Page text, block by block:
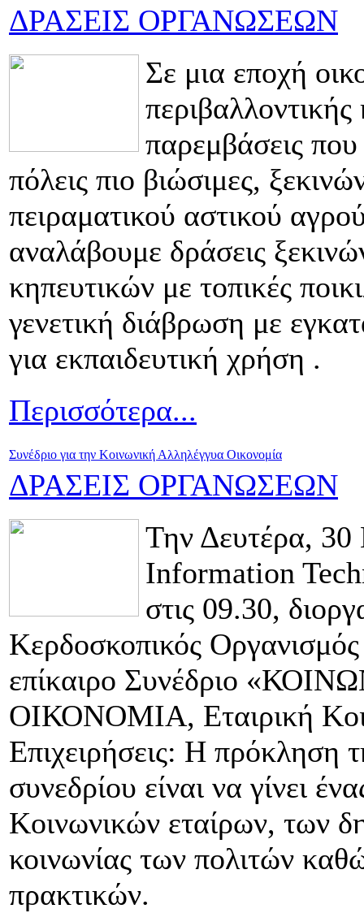
ΔΡΑΣΕΙΣ ΟΡΓΑΝΩΣΕΩΝ
Σε μια εποχή
παρεμβάσεις που
πόλεις πιο βιώσιμες,
πειραματικού αστικού
αναλάβουμε δράσεις
κηπευτικών με τοπικές
γενετική διάβρωση με
για εκπαιδευτική χρήση .
Περισσότερα...
Συνέδριο για την Κοινωνική Αλληλέγγυα Οικονομία
ΔΡΑΣΕΙΣ ΟΡΓΑΝΩΣΕΩΝ
Την Δευτέρα,
Information
στις 09.30,
Κερδοσκοπικός
επίκαιρο Συνέδριο
ΟΙΚΟΝΟΜΙΑ, Εταιρική
Επιχειρήσεις: Η πρόκληση
συνεδρίου είναι να γίνει
Κοινωνικών εταίρων, των
κοινωνίας των πολιτών
πρακτικών.